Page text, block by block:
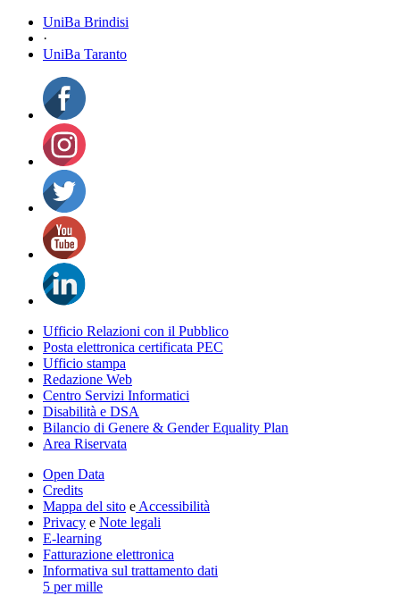
UniBa Brindisi
·
UniBa Taranto
Ufficio Relazioni con il Pubblico
Posta elettronica certificata PEC
Ufficio stampa
Redazione Web
Centro Servizi Informatici
Disabilità e DSA
Bilancio di Genere & Gender Equality Plan
Area Riservata
Open Data
Credits
Mappa del sito e Accessibilità
Privacy e Note legali
E-learning
Fatturazione elettronica
Informativa sul trattamento dati
5 per mille